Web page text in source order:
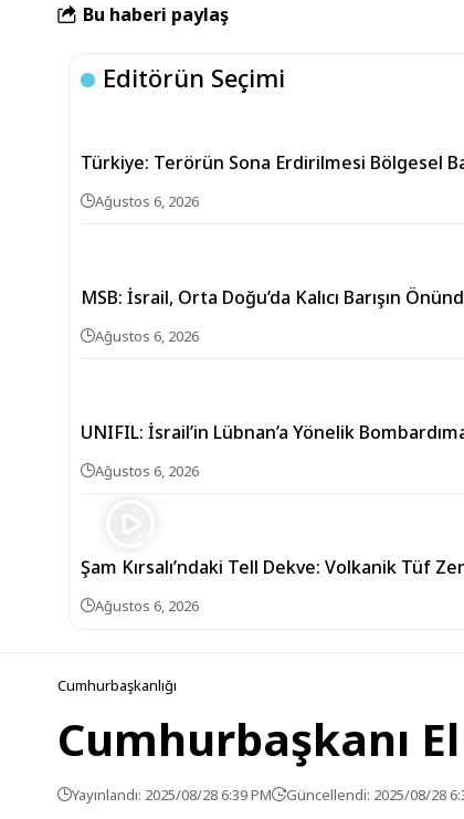
Bu haberi paylaş
Editörün Seçimi
Türkiye: Terörün Sona Erdirilmesi Bölgesel
Ağustos 6, 2026
MSB: İsrail, Orta Doğu’da Kalıcı Barışın
Ağustos 6, 2026
UNIFIL: İsrail’in Lübnan’a Yönelik
Ağustos 6, 2026
Şam Kırsalı’ndaki Tell Dekve: Volkanik Tüf
Ağustos 6, 2026
Cumhurbaşkanlığı
Cumhurbaşkanı
Yayınlandı: 2025/08/28 6:39 PM Güncellendi: 2025/08/28